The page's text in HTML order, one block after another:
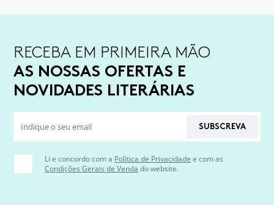
RECEBA EM PRIMEIRA MÃO
AS NOSSAS OFERTAS E
NOVIDADES LITERÁRIAS
SUBSCREVA
Li e concordo com a Política de Privacidade e com as
Condições Gerais de Venda do website.